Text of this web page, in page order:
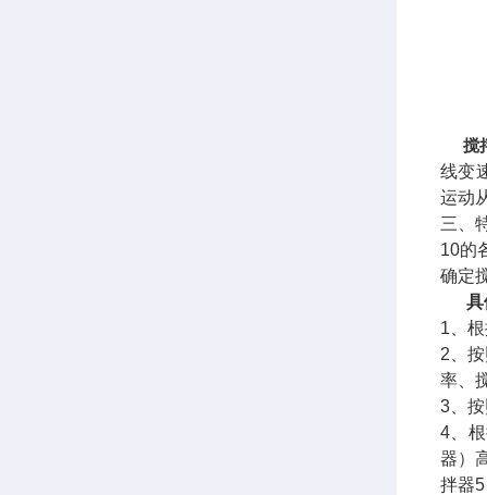
搅
线变
运动
三、
10的
确定
具
1、
2、
率、
3、
4、
器）
拌器